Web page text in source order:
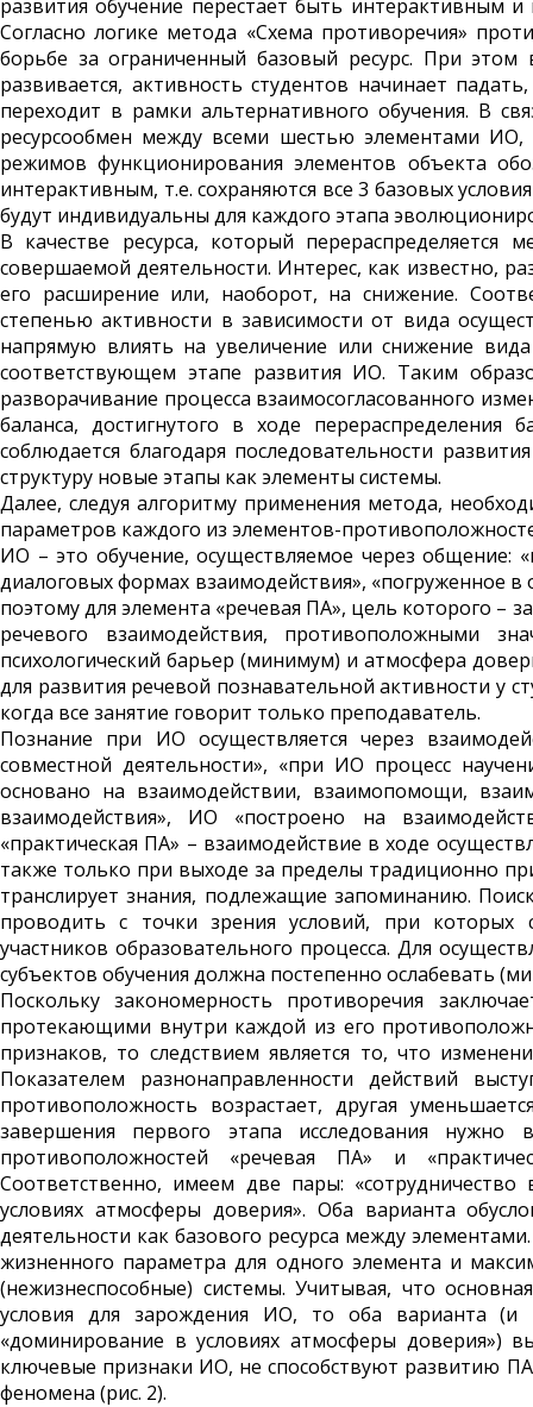
развития обучение перестает быть интерактивным
Согласно логике метода «Схема противоречия»
борьбе за ограниченный базовый ресурс. При
развивается, активность студентов начинает
переходит в рамки альтернативного обучения. В
ресурсообмен между всеми шестью элементами
режимов функционирования элементов объекта
интерактивным, т.е. сохраняются все 3 базовых
будут индивидуальны для каждого этапа
В качестве ресурса, который
совершаемой деятельности. Интерес, как известно,
его расширение или, наоборот, на снижение.
степенью активности в зависимости от вида
напрямую влиять на увеличение или снижение
соответствующем этапе развития ИО. Таким
разворачивание процесса взаимосогласованного
баланса, достигнутого в ходе перераспределения
соблюдается благодаря последовательности
структуру новые этапы как элементы системы.
Далее, следуя алгоритму применения метода,
параметров каждого из элементов-
ИО – это обучение, осуществляемое через общение:
диалоговых формах взаимодействия», «погруженное
поэтому для элемента «речевая ПА», цель которого –
речевого взаимодействия, противоположными
психологический барьер (минимум) и атмосфера
для развития речевой познавательной активности у
когда все занятие говорит только преподаватель.
Познание при ИО осуществляется через
совместной деятельности», «при ИО процесс
основано на взаимодействии, взаимопомощи,
взаимодействия», ИО «построено на
«практическая ПА» – взаимодействие в ходе
также только при выходе за пределы традиционно
транслирует знания, подлежащие запоминанию.
проводить с точки зрения условий, при которых
участников образовательного процесса. Для
субъектов обучения должна постепенно ослабевать
Поскольку закономерность противоречия
протекающими внутри каждой из его
признаков, то следствием является то, что
Показателем разнонаправленности действий
противоположность возрастает, другая
завершения первого этапа исследования
противоположностей «речевая ПА» и
Соответственно, имеем две пары:
условиях атмосферы доверия». Оба варианта
деятельности как базового ресурса между
жизненного параметра для одного элемента и
(нежизнеспособные) системы. Учитывая, что
условия для зарождения ИО, то оба варианта (и
«доминирование в условиях атмосферы доверия»)
ключевые признаки ИО, не способствуют развитию
феномена (рис. 2).